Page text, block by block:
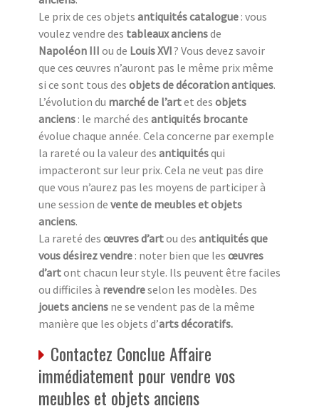
Le prix de ces objets antiquités catalogue : vous
voulez vendre des tableaux anciensde
Napoléon III ou de Louis XVI? Vous devez savoir
que ces œuvres n’auront pas le même prix même
si ce sont tous des objets de décoration antiques.
L’évolution du marché de l’artet des objets
anciens : le marché des antiquités brocante
évolue chaque année. Cela concerne par exemple
la rareté ou la valeur des antiquitésqui
impacteront sur leur prix. Cela ne veut pas dire
que vous n’aurez pas les moyens de participer à
une session de vente de meubles et objets
anciens.
La rareté des œuvres d’artou des antiquités que
vous désirez vendre : noter bien que les œuvres
d’artont chacun leur style. Ils peuvent être faciles
ou difficiles à revendreselon les modèles. Des
jouets anciens ne se vendent pas de la même
manière que les objets d’arts décoratifs.
Contactez Conclue Affaire
immédiatement pour vendre vos
meubles et objets anciens